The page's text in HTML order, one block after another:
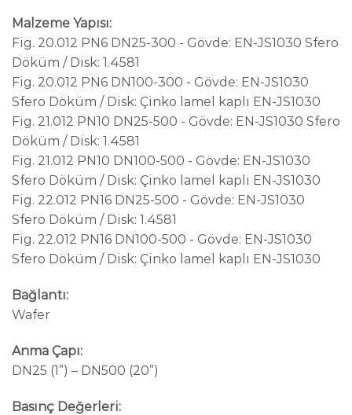
Malzeme Yapısı:
Fig. 20.012 PN6 DN25-300 - Gövde: EN-JS1030 Sfero
Döküm / Disk: 1.4581
Fig. 20.012 PN6 DN100-300 - Gövde: EN-JS1030
Sfero Döküm / Disk: Çinko lamel kaplı EN-JS1030
Fig. 21.012 PN10 DN25-500 - Gövde: EN-JS1030 Sfero
Döküm / Disk: 1.4581
Fig. 21.012 PN10 DN100-500 - Gövde: EN-JS1030
Sfero Döküm / Disk: Çinko lamel kaplı EN-JS1030
Fig. 22.012 PN16 DN25-500 - Gövde: EN-JS1030
Sfero Döküm / Disk: 1.4581
Fig. 22.012 PN16 DN100-500 - Gövde: EN-JS1030
Sfero Döküm / Disk: Çinko lamel kaplı EN-JS1030
Bağlantı:
Wafer
Anma Çapı:
DN25 (1”) – DN500 (20”)
Basınç Değerleri: